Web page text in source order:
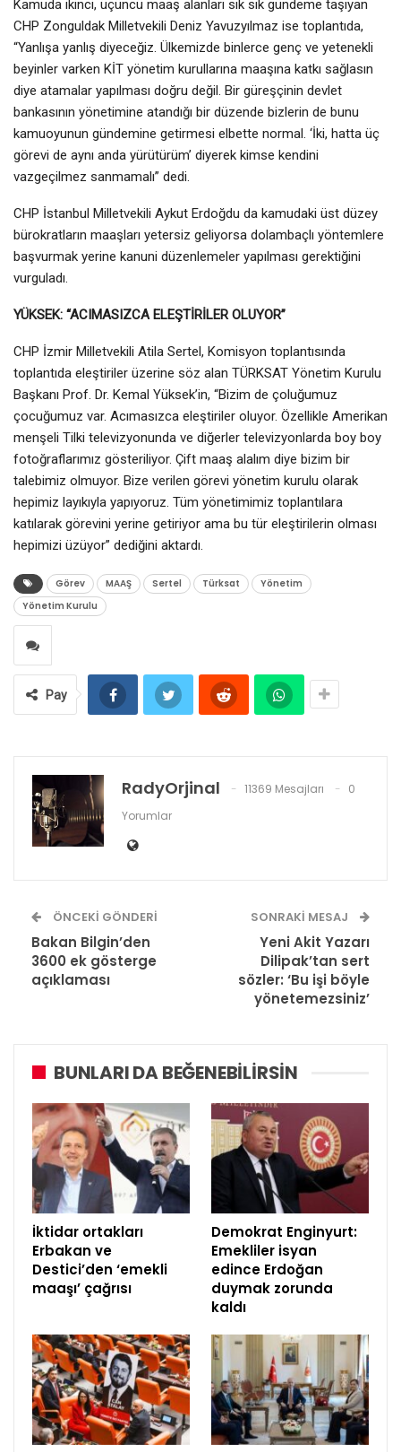
Kamuda ikinci, üçüncü maaş alanları sık sık gündeme taşıyan
CHP Zonguldak Milletvekili Deniz Yavuzyılmaz ise toplantıda,
“Yanlışa yanlış diyeceğiz. Ülkemizde binlerce genç ve yetenekli
beyinler varken KİT yönetim kurullarına maaşına katkı sağlasın
diye atamalar yapılması doğru değil. Bir güreşçinin devlet
bankasının yönetimine atandığı bir düzende bizlerin de bunu
kamuoyunun gündemine getirmesi elbette normal. ‘İki, hatta üç
görevi de aynı anda yürütürüm’ diyerek kimse kendini
vazgeçilmez sanmamalı” dedi.
CHP İstanbul Milletvekili Aykut Erdoğdu da kamudaki üst düzey
bürokratların maaşları yetersiz geliyorsa dolambaçlı yöntemlere
başvurmak yerine kanuni düzenlemeler yapılması gerektiğini
vurguladı.
YÜKSEK: “ACIMASIZCA ELEŞTİRİLER OLUYOR”
CHP İzmir Milletvekili Atila Sertel, Komisyon toplantısında
toplantıda eleştiriler üzerine söz alan TÜRKSAT Yönetim Kurulu
Başkanı Prof. Dr. Kemal Yüksek’in, “Bizim de çoluğumuz
çocuğumuz var. Acımasızca eleştiriler oluyor. Özellikle Amerikan
menşeli Tilki televizyonunda ve diğerler televizyonlarda boy boy
fotoğraflarımız gösteriliyor. Çift maaş alalım diye bizim bir
talebimiz olmuyor. Bize verilen görevi yönetim kurulu olarak
hepimiz layıkıyla yapıyoruz. Tüm yönetimimiz toplantılara
katılarak görevini yerine getiriyor ama bu tür eleştirilerin olması
hepimizi üzüyor” dediğini aktardı.
Görev MAAŞ Sertel Türksat
Yönetim
Yönetim Kurulu
Pay
RadyOrjinal 11369 Mesajları
0
Yorumlar
ÖNCEKI GÖNDERI
Bakan Bilgin’den
3600 ek gösterge
açıklaması
SONRAKI MESAJ
Yeni Akit Yazarı
Dilipak’tan sert
sözler: ‘Bu işi böyle
yönetemezsiniz’
BUNLARI DA BEĞENEBILIRSIN
İktidar ortakları
Erbakan ve
Destici’den ‘emekli
maaşı’ çağrısı
Demokrat Enginyurt:
Emekliler isyan
edince Erdoğan
duymak zorunda
kaldı